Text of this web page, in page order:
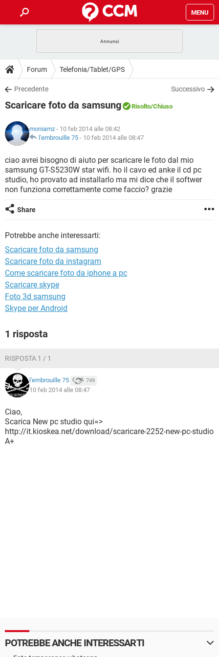
MENU
INTRATTENIMENTO ANDROID
iOS
INSTAGRAM WHATSAPP
TIKTOK
HARDWARE
GUIDE
COVID-19 GAMING
INSTAGRAM WHATSAPP
TIKTOK
HARDWARE
DOWNLOAD
COVID-19 GAMING
INTRATTENIMENTO
iOS WINDOWS 10
INSTAGRAM WHATSAPP
TIKTOK FACEBOOK
HARDWARE
COVID-19 GAMING
INTRATTENIMENTO
iOS WINDOWS 10
INSTAGRAM WHATSAPP
HARDWARE
GLOSSARIO
COVID-19 GAMING
INTRATTENIMENTO ANDROID
iOS WINDOWS 10
INSTAGRAM
HARDWARE
Forum Telefonia/Tablet/GPS
Precedente Successivo
Scaricare foto da samsung Risolto/Chiuso
moniamz - 10 feb 2014 alle 08:42
l'embrouille 75 - 10 feb 2014 alle 08:47
ciao avrei bisogno di aiuto per scaricare le foto dal mio
samsung GT-S5230W star wifi. ho il cavo ed anke il cd pc
studio, ho provato ad installarlo ma mi dice che il softwer
non funziona correttamente come faccio? grazie
Share
Potrebbe anche interessarti:
Scaricare foto da samsung
Scaricare foto da instagram
Come scaricare foto da iphone a pc
Scaricare skype
Foto 3d samsung
Skype per Android
1 risposta
RISPOSTA 1 / 1
l'embrouille 75 749
10 feb 2014 alle 08:47
Ciao,
Scarica New pc studio qui=>
http://it.kioskea.net/download/scaricare-2252-new-pc-studio
A+
POTREBBE ANCHE INTERESSARTI